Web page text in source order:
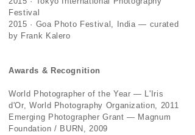
Festival
2015 · Goa Photo Festival, India — curated
by Frank Kalero
Awards & Recognition
World Photographer of the Year — L'Iris
d'Or, World Photography Organization, 2011
Emerging Photographer Grant — Magnum
Foundation / BURN, 2009